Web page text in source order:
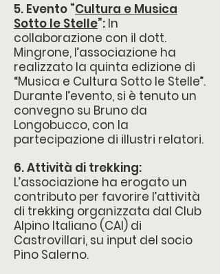
5. Evento “Cultura e Musica
Sotto le Stelle”: In
collaborazione con il dott.
Mingrone, l’associazione ha
realizzato la quinta edizione di
“Musica e Cultura Sotto le Stelle”.
Durante l’evento, si è tenuto un
convegno su Bruno da
Longobucco, con la
partecipazione di illustri relatori.
6. Attività di trekking:
L’associazione ha erogato un
contributo per favorire l’attività
di trekking organizzata dal Club
Alpino Italiano (CAI) di
Castrovillari, su input del socio
Pino Salerno.